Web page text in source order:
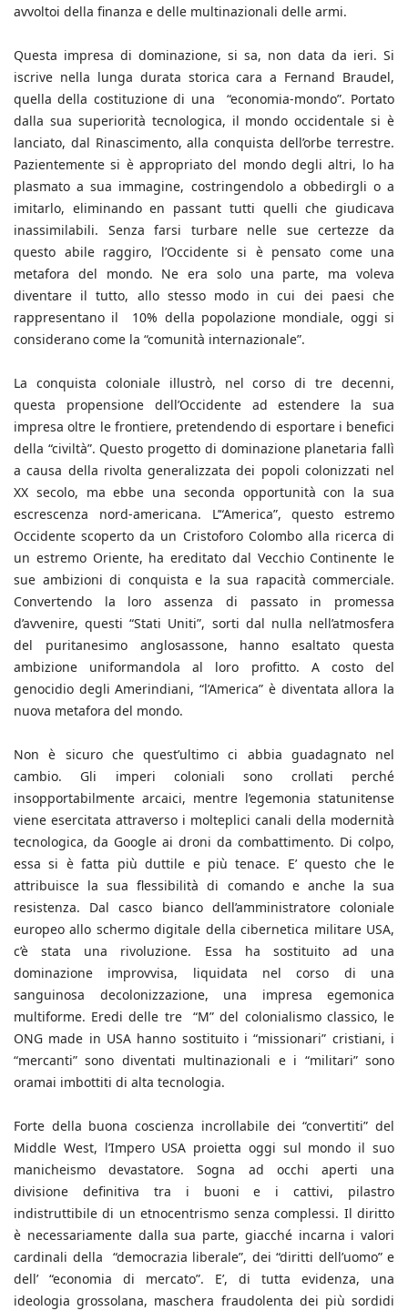
avvoltoi della finanza e delle multinazionali delle armi.
Questa impresa di dominazione, si sa, non data da ieri. Si
iscrive nella lunga durata storica cara a Fernand Braudel,
quella della costituzione di una “economia-mondo”. Portato
dalla sua superiorità tecnologica, il mondo occidentale si è
lanciato, dal Rinascimento, alla conquista dell’orbe terrestre.
Pazientemente si è appropriato del mondo degli altri, lo ha
plasmato a sua immagine, costringendolo a obbedirgli o a
imitarlo, eliminando en passant tutti quelli che giudicava
inassimilabili. Senza farsi turbare nelle sue certezze da
questo abile raggiro, l’Occidente si è pensato come una
metafora del mondo. Ne era solo una parte, ma voleva
diventare il tutto, allo stesso modo in cui dei paesi che
rappresentano il 10% della popolazione mondiale, oggi si
considerano come la “comunità internazionale”.
La conquista coloniale illustrò, nel corso di tre decenni,
questa propensione dell’Occidente ad estendere la sua
impresa oltre le frontiere, pretendendo di esportare i benefici
della “civiltà”. Questo progetto di dominazione planetaria fallì
a causa della rivolta generalizzata dei popoli colonizzati nel
XX secolo, ma ebbe una seconda opportunità con la sua
escrescenza nord-americana. L’“America”, questo estremo
Occidente scoperto da un Cristoforo Colombo alla ricerca di
un estremo Oriente, ha ereditato dal Vecchio Continente le
sue ambizioni di conquista e la sua rapacità commerciale.
Convertendo la loro assenza di passato in promessa
d’avvenire, questi “Stati Uniti”, sorti dal nulla nell’atmosfera
del puritanesimo anglosassone, hanno esaltato questa
ambizione uniformandola al loro profitto. A costo del
genocidio degli Amerindiani, “l’America” è diventata allora la
nuova metafora del mondo.
Non è sicuro che quest’ultimo ci abbia guadagnato nel
cambio. Gli imperi coloniali sono crollati perché
insopportabilmente arcaici, mentre l’egemonia statunitense
viene esercitata attraverso i molteplici canali della modernità
tecnologica, da Google ai droni da combattimento. Di colpo,
essa si è fatta più duttile e più tenace. E’ questo che le
attribuisce la sua flessibilità di comando e anche la sua
resistenza. Dal casco bianco dell’amministratore coloniale
europeo allo schermo digitale della cibernetica militare USA,
c’è stata una rivoluzione. Essa ha sostituito ad una
dominazione improvvisa, liquidata nel corso di una
sanguinosa decolonizzazione, una impresa egemonica
multiforme. Eredi delle tre “M” del colonialismo classico, le
ONG made in USA hanno sostituito i “missionari” cristiani, i
“mercanti” sono diventati multinazionali e i “militari” sono
oramai imbottiti di alta tecnologia.
Forte della buona coscienza incrollabile dei “convertiti” del
Middle West, l’Impero USA proietta oggi sul mondo il suo
manicheismo devastatore. Sogna ad occhi aperti una
divisione definitiva tra i buoni e i cattivi, pilastro
indistruttibile di un etnocentrismo senza complessi. Il diritto
è necessariamente dalla sua parte, giacché incarna i valori
cardinali della “democrazia liberale”, dei “diritti dell’uomo” e
dell’ “economia di mercato”. E’, di tutta evidenza, una
ideologia grossolana, maschera fraudolenta dei più sordidi